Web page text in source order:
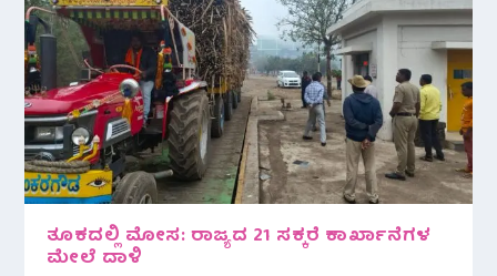
ತೂಕದಲ್ಲಿ ಮೋಸ: ರಾಜ್ಯದ 21 ಸಕ್ಕರೆ ಕಾರ್ಖಾನೆಗಳ
ಮೇಲೆ ದಾಳಿ